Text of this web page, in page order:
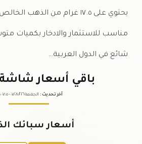
يحتوي على ١٧.٥ غرام من الذهب الخالص
مناسب للاستثمار والادخار بكميات
شائع في الدول العربية…
باقي أسعار
آخر تحديث : الجمعة ٠٧ /٠٨/٢٠٢٦ - ٠٧:٠٥
أسعار سبائك